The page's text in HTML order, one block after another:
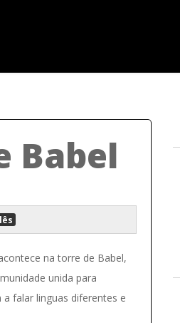
Babel
na torre de Babel,
unida para
falar linguas diferentes e